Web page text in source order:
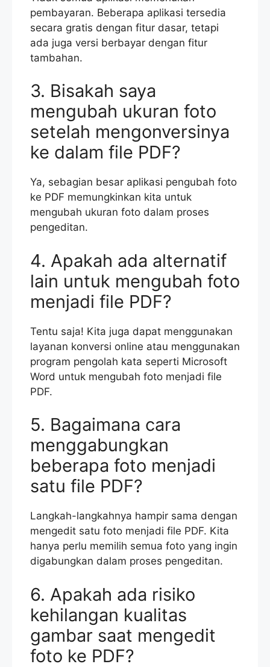
pembayaran. Beberapa aplikasi tersedia
secara gratis dengan fitur dasar, tetapi
ada juga versi berbayar dengan fitur
tambahan.
3. Bisakah saya
mengubah ukuran foto
setelah mengonversinya
ke dalam file PDF?
Ya, sebagian besar aplikasi pengubah foto
ke PDF memungkinkan kita untuk
mengubah ukuran foto dalam proses
pengeditan.
4. Apakah ada alternatif
lain untuk mengubah foto
menjadi file PDF?
Tentu saja! Kita juga dapat menggunakan
layanan konversi online atau menggunakan
program pengolah kata seperti Microsoft
Word untuk mengubah foto menjadi file
PDF.
5. Bagaimana cara
menggabungkan
beberapa foto menjadi
satu file PDF?
Langkah-langkahnya hampir sama dengan
mengedit satu foto menjadi file PDF. Kita
hanya perlu memilih semua foto yang ingin
digabungkan dalam proses pengeditan.
6. Apakah ada risiko
kehilangan kualitas
gambar saat mengedit
foto ke PDF?